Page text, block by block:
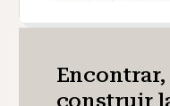
construir